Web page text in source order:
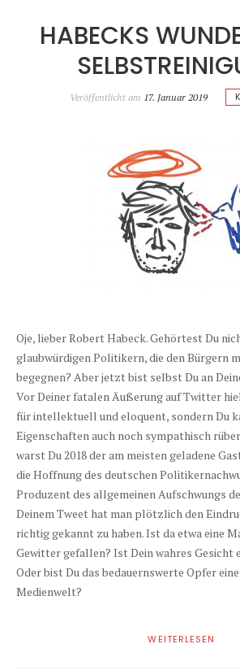
HABECKS
Veröffentlicht am 17. Januar 2019
Oje, lieber Robert Habeck. Gehörtest Du
glaubwürdigen Politikern, die den Bürgern
begegnen? Aber jetzt bist selbst Du an
Vor Deiner fatalen Äußerung auf Twitter
für intellektuell und eloquent, sondern Du
Eigenschaften auch noch sympathisch
warst Du 2018 der am meisten geladene
die Hoffnung des deutschen
Produzent des allgemeinen Aufschwungs
Deinem Tweet hat man plötzlich den
richtig gekannt zu haben. Ist da etwa eine
Gewitter gefallen? Ist Dein wahres Gesicht
Oder bist Du das bedauernswerte Opfer
Medienwelt?
WEITERLESEN